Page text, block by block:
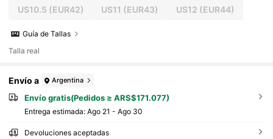
US10.5 (EUR42) US11 (EUR43) US12 (EUR44)
Guía de Tallas
Talla real
Envío a Argentina
Envío gratis(Pedidos ≥ ARS$171.077)
Entrega estimada: Ago 21 - Ago 30
Devoluciones aceptadas